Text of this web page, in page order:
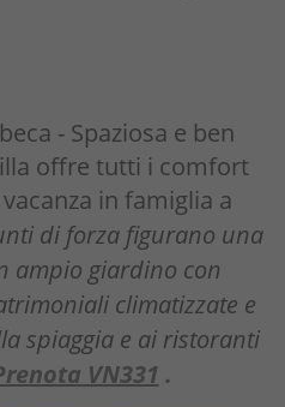
- Spaziosa e ben
offre tutti i comfort
in famiglia a
di forza figurano una
ampio giardino con
climatizzate e
spiaggia e ai ristoranti
VN331 .